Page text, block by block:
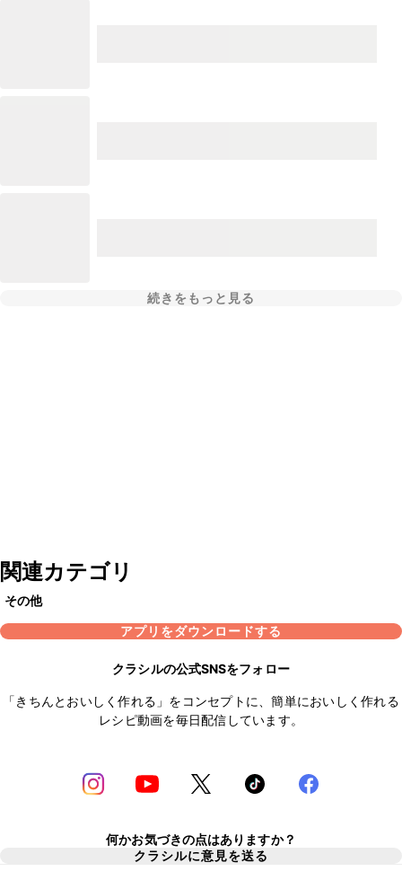
続きをもっと見る
関連カテゴリ
その他
アプリをダウンロードする
クラシルの公式SNSをフォロー
「きちんとおいしく作れる」をコンセプトに、簡単においしく作れる
レシピ動画を毎日配信しています。
何かお気づきの点はありますか？
クラシルに意見を送る